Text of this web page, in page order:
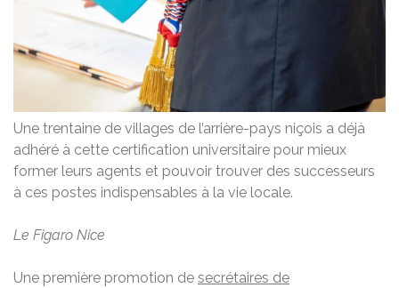
Une trentaine de villages de l’arrière-pays niçois a déjà
adhéré à cette certification universitaire pour mieux
former leurs agents et pouvoir trouver des successeurs
à ces postes indispensables à la vie locale.
Le Figaro Nice
Une première promotion de secrétaires de